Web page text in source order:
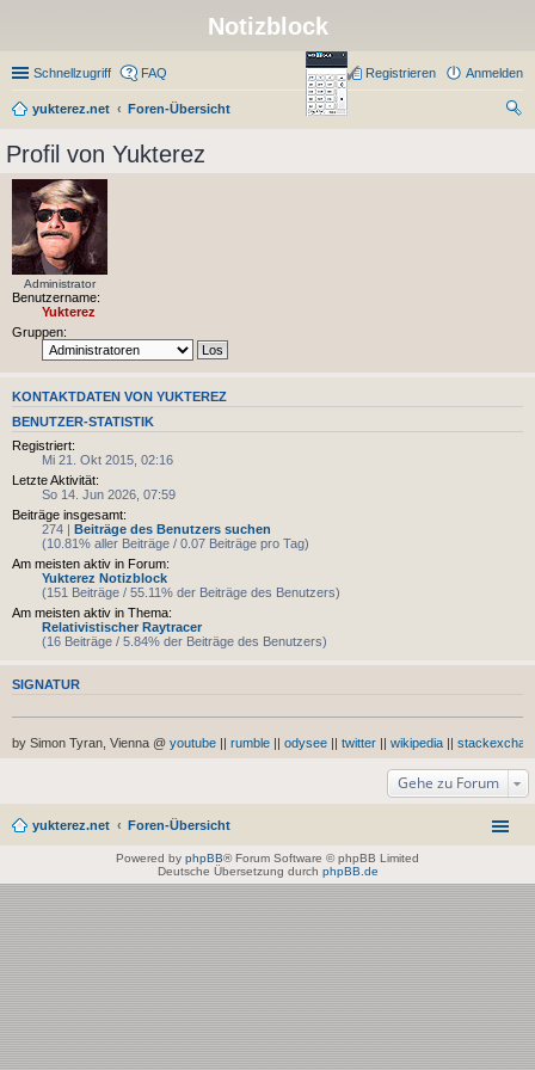
Notizblock
Schnellzugriff FAQ Anmelden
Registrieren
yukterez.net
Foren-Übersicht
Profil von Yukterez
Administrator
Benutzername:
Yukterez
Gruppen:
KONTAKTDATEN VON YUKTEREZ
BENUTZER-STATISTIK
Registriert:
Mi 21. Okt 2015, 02:16
Letzte Aktivität:
So 14. Jun 2026, 07:59
Beiträge insgesamt:
274 | Beiträge des Benutzers suchen
(10.81% aller Beiträge / 0.07 Beiträge pro Tag)
Am meisten aktiv in Forum:
Yukterez Notizblock
(151 Beiträge / 55.11% der Beiträge des Benutzers)
Am meisten aktiv in Thema:
Relativistischer Raytracer
(16 Beiträge / 5.84% der Beiträge des Benutzers)
SIGNATUR
by Simon Tyran, Vienna @ youtube rumble odysee twitter wikipedia
Gehe zu Forum
yukterez.net Foren-Übersicht
Powered by phpBB® Forum Software © phpBB Limited
Deutsche Übersetzung durch phpBB.de